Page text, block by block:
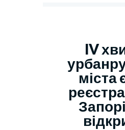
IV
міста